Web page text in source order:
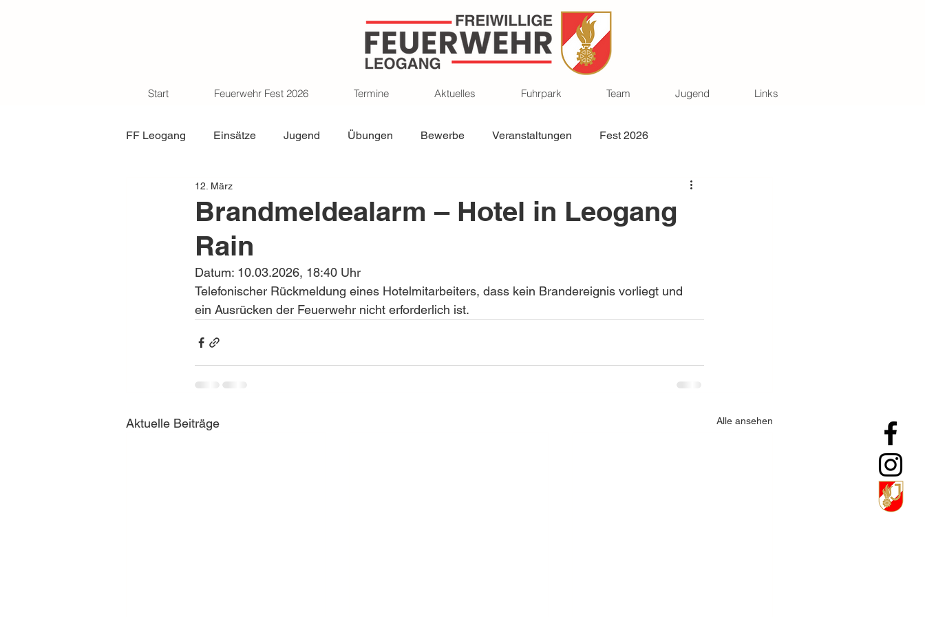
Start Feuerwehr Fest 2026 Termine Aktuelles Fuhrpark Team Jugend Links
FF Leogang Einsätze Jugend Übungen Bewerbe Veranstaltungen Fest 2026
Brandmeldealarm – Hotel in Leogang
Rain
12. März
Datum: 10.03.2026, 18:40 Uhr
Telefonischer Rückmeldung eines Hotelmitarbeiters, dass kein Brandereignis vorliegt und
ein Ausrücken der Feuerwehr nicht erforderlich ist.
Aktuelle Beiträge Alle ansehen